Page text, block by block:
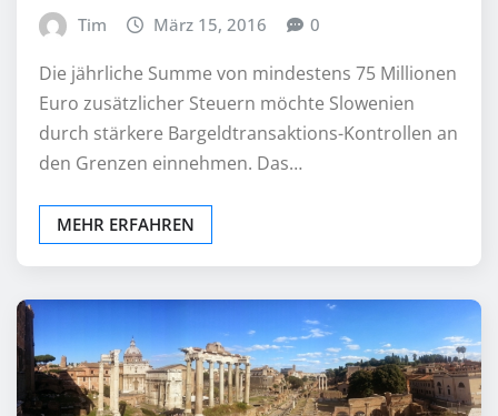
Tim März 15, 2016 0
Die jährliche Summe von mindestens 75 Millionen
Euro zusätzlicher Steuern möchte Slowenien
durch stärkere Bargeldtransaktions-Kontrollen an
den Grenzen einnehmen. Das…
MEHR ERFAHREN